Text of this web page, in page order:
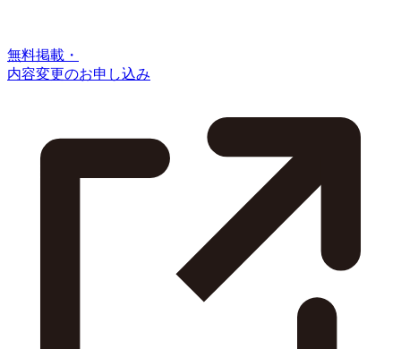
無料掲載・
内容変更のお申し込み